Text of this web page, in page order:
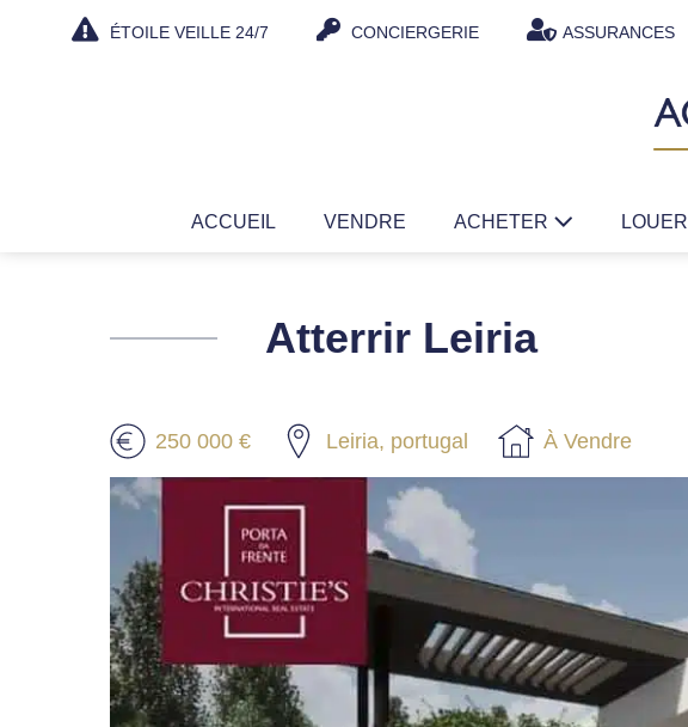
ÉTOILE VEILLE 24/7 CONCIERGERIE ASSURANCES
ACCUEIL VENDRE ACHETER LOUER
Atterrir Leiria
250 000 € Leiria, portugal À Vendre